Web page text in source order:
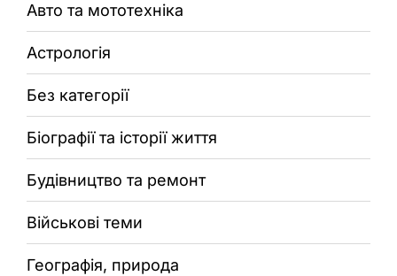
Авто та мототехніка
Астрологія
Без категорії
Біографії та історії життя
Будівництво та ремонт
Військові теми
Географія, природа